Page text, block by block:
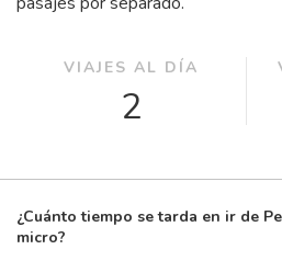
VIAJES AL DÍA
2
¿Cuánto tiempo se tarda en ir de
micro?